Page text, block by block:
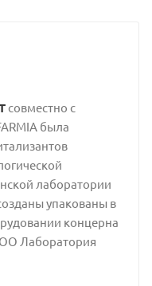
совместно с
была
лаборатории
упакованы в
концерна
Лаборатория